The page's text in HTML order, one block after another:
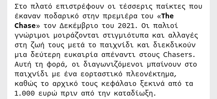
Στο πλατό επιστρέφουν οι τέσσερις παίκτες που
έκαναν ποδαρικό στην πρεμιέρα του «The
Chase» τον Δεκέμβριο του 2021. Οι παλιοί
γνώριμοι μοιράζονται στιγμιότυπα και αλλαγές
στη ζωή τους μετά το παιχνίδι και διεκδικούν
μια δεύτερη ευκαιρία απέναντι στους Chasers.
Αυτή τη φορά, οι διαγωνιζόμενοι μπαίνουν στο
παιχνίδι με ένα εορταστικό πλεονέκτημα,
καθώς το αρχικό τους κεφάλαιο ξεκινά από τα
1.000 ευρώ πριν από την καταδίωξη.